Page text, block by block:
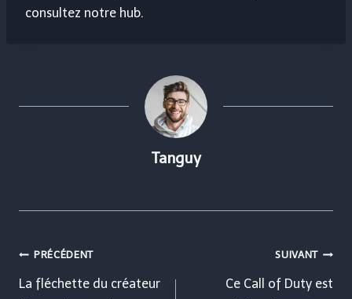
consultez notre hub.
Tanguy
Navigation
de
PRÉCÉDENT
La fléchette du créateur
SUIVANT
Ce Call of Duty est